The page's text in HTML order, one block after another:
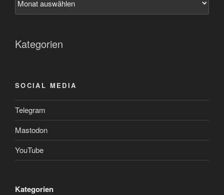
Kategorien
SOCIAL MEDIA
Telegram
Mastodon
YouTube
Kategorien